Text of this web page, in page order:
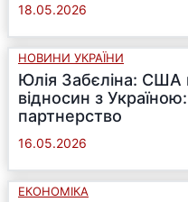
18.05.2026
НОВИНИ УКРАЇНИ
Юлія Забєліна:
відносин з
партнерство
16.05.2026
ЕКОНОМІКА